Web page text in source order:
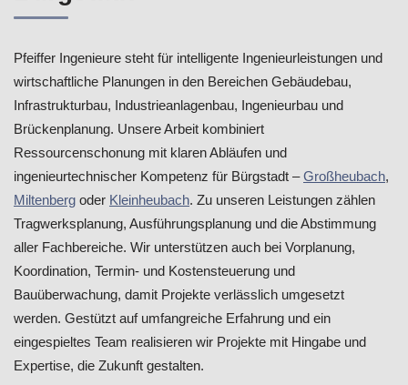
Pfeiffer Ingenieure steht für intelligente Ingenieurleistungen und
wirtschaftliche Planungen in den Bereichen Gebäudebau,
Infrastrukturbau, Industrieanlagenbau, Ingenieurbau und
Brückenplanung. Unsere Arbeit kombiniert
Ressourcenschonung mit klaren Abläufen und
ingenieurtechnischer Kompetenz für Bürgstadt –Großheubach,
Miltenberg oder Kleinheubach. Zu unseren Leistungen zählen
Tragwerksplanung, Ausführungsplanung und die Abstimmung
aller Fachbereiche. Wir unterstützen auch bei Vorplanung,
Koordination, Termin- und Kostensteuerung und
Bauüberwachung, damit Projekte verlässlich umgesetzt
werden. Gestützt auf umfangreiche Erfahrung und ein
eingespieltes Team realisieren wir Projekte mit Hingabe und
Expertise, die Zukunft gestalten.